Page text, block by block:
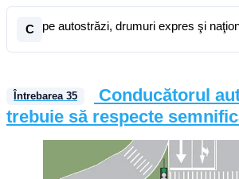
C pe autostrăzi, drumuri expres şi
Întrebarea 35
Conducătorul
trebuie să respecte